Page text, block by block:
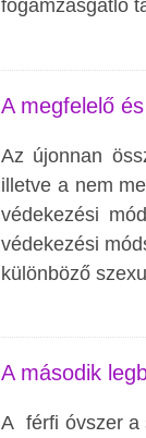
fogamzásgátló
A megfelelő
Az újonnan
illetve a nem
védekezési
védekezési
különböző
A második
A férfi óvszer a